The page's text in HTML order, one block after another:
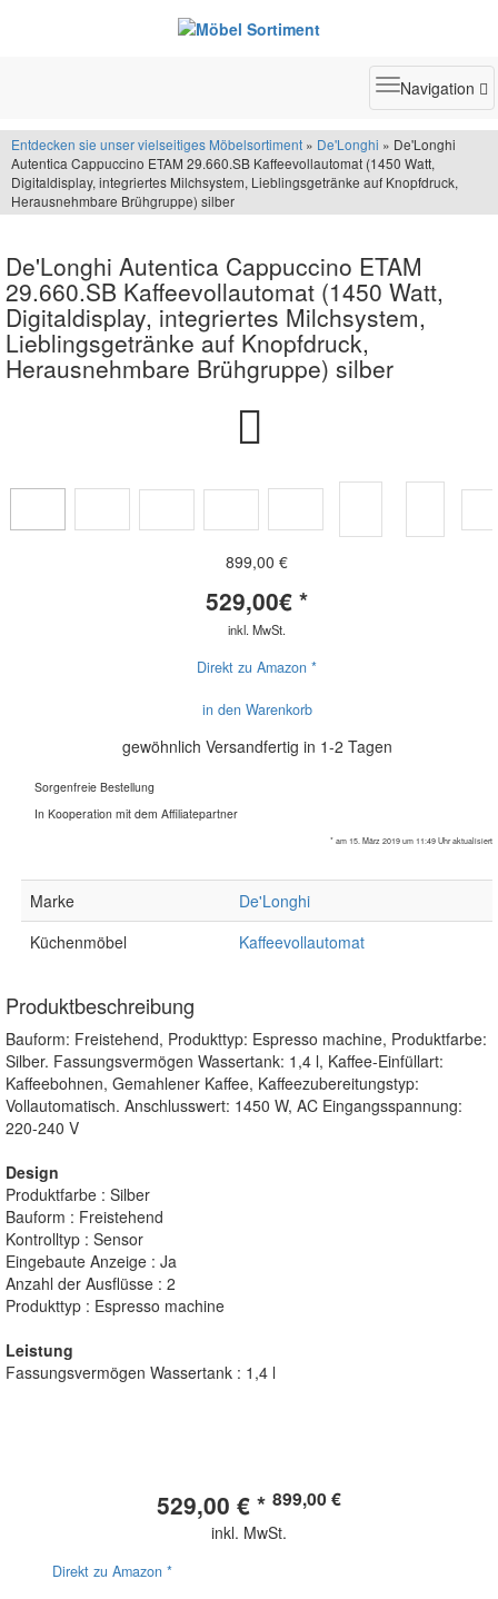
Toggle
Navigation
Entdecken sie unser vielseitiges Möbelsortiment » De'Longhi » De'Longhi
Autentica Cappuccino ETAM 29.660.SB Kaffeevollautomat (1450 Watt,
Digitaldisplay, integriertes Milchsystem, Lieblingsgetränke auf Knopfdruck,
Herausnehmbare Brühgruppe) silber
De'Longhi Autentica Cappuccino ETAM
29.660.SB Kaffeevollautomat (1450 Watt,
Digitaldisplay, integriertes Milchsystem,
Lieblingsgetränke auf Knopfdruck,
Herausnehmbare Brühgruppe) silber
899,00 €
529,00€ *
inkl. MwSt.
Direkt zu Amazon *
in den Warenkorb
gewöhnlich Versandfertig in 1-2 Tagen
Sorgenfreie Bestellung
In Kooperation mit dem Affiliatepartner
* am 15. März 2019 um 11:49 Uhr aktualisiert
Marke
De'Longhi
Küchenmöbel
Kaffeevollautomat
Produktbeschreibung
Bauform: Freistehend, Produkttyp: Espresso machine, Produktfarbe:
Silber. Fassungsvermögen Wassertank: 1,4 l, Kaffee-Einfüllart:
Kaffeebohnen, Gemahlener Kaffee, Kaffeezubereitungstyp:
Vollautomatisch. Anschlusswert: 1450 W, AC Eingangsspannung:
220-240 V
Design
Produktfarbe : Silber
Bauform : Freistehend
Kontrolltyp : Sensor
Eingebaute Anzeige : Ja
Anzahl der Ausflüsse : 2
Produkttyp : Espresso machine
Leistung
Fassungsvermögen Wassertank : 1,4 l
529,00 € * 899,00 €
inkl. MwSt.
Direkt zu Amazon *